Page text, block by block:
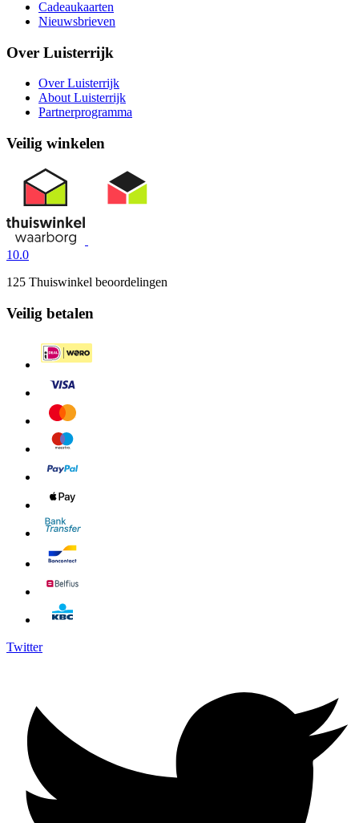
Cadeaukaarten
Nieuwsbrieven
Over Luisterrijk
Over Luisterrijk
About Luisterrijk
Partnerprogramma
Veilig winkelen
10.0
125 Thuiswinkel beoordelingen
Veilig betalen
Twitter